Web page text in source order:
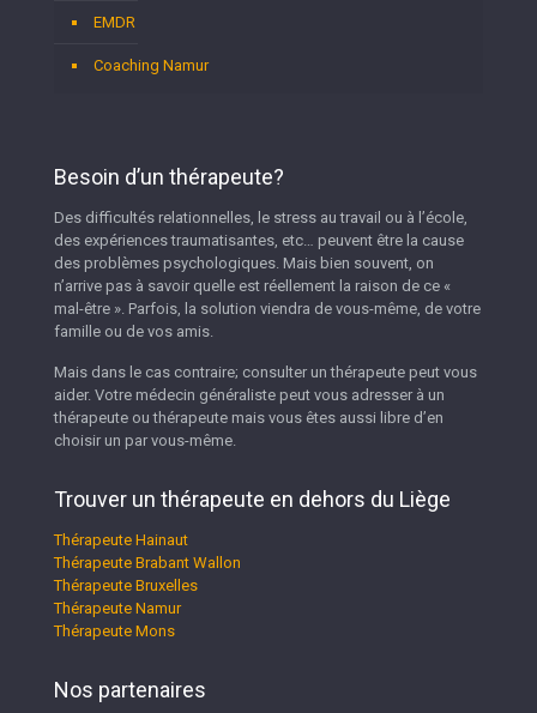
EMDR
Coaching Namur
Besoin d’un thérapeute?
Des difficultés relationnelles, le stress au travail ou à l’école,
des expériences traumatisantes, etc… peuvent être la cause
des problèmes psychologiques. Mais bien souvent, on
n’arrive pas à savoir quelle est réellement la raison de ce «
mal-être ». Parfois, la solution viendra de vous-même, de votre
famille ou de vos amis.
Mais dans le cas contraire; consulter un thérapeute peut vous
aider. Votre médecin généraliste peut vous adresser à un
thérapeute ou thérapeute mais vous êtes aussi libre d’en
choisir un par vous-même.
Trouver un thérapeute en dehors du Liège
Thérapeute Hainaut
Thérapeute Brabant Wallon
Thérapeute Bruxelles
Thérapeute Namur
Thérapeute Mons
Nos partenaires